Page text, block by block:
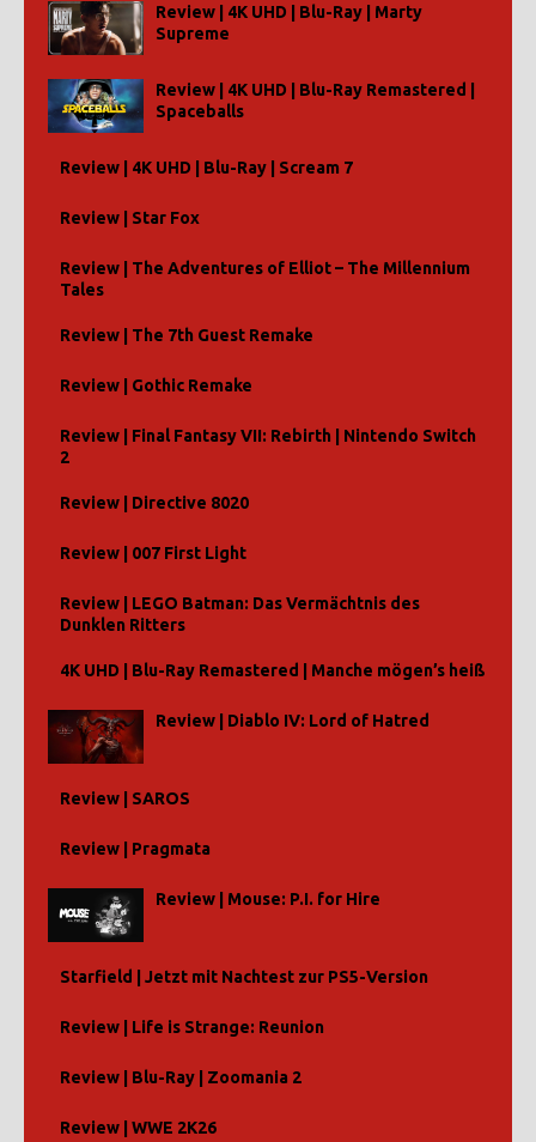
Review | 4K UHD | Blu-Ray | Marty
Supreme
Review | 4K UHD | Blu-Ray Remastered |
Spaceballs
Review | 4K UHD | Blu-Ray | Scream 7
Review | Star Fox
Review | The Adventures of Elliot – The Millennium
Tales
Review | The 7th Guest Remake
Review | Gothic Remake
Review | Final Fantasy VII: Rebirth | Nintendo Switch
2
Review | Directive 8020
Review | 007 First Light
Review | LEGO Batman: Das Vermächtnis des
Dunklen Ritters
4K UHD | Blu-Ray Remastered | Manche mögen’s heiß
Review | Diablo IV: Lord of Hatred
Review | SAROS
Review | Pragmata
Review | Mouse: P.I. for Hire
Starfield | Jetzt mit Nachtest zur PS5-Version
Review | Life is Strange: Reunion
Review | Blu-Ray | Zoomania 2
Review | WWE 2K26